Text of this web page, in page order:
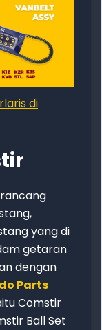
di
yang di
getaran
dengan
Parts
Comstir
Ball Set